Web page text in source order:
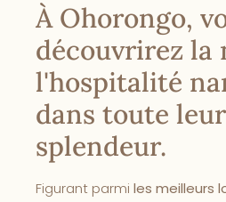
À Ohorongo,
découvrirez la
l'hospitalité
dans toute leur
splendeur.
Figurant parmi les meilleurs